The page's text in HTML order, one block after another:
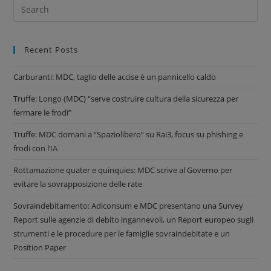
Recent Posts
Carburanti: MDC, taglio delle accise è un pannicello caldo
Truffe: Longo (MDC) “serve costruire cultura della sicurezza per
fermare le frodi”
Truffe: MDC domani a “Spaziolibero” su Rai3, focus su phishing e
frodi con l’IA
Rottamazione quater e quinquies: MDC scrive al Governo per
evitare la sovrapposizione delle rate
Sovraindebitamento: Adiconsum e MDC presentano una Survey
Report sulle agenzie di debito ingannevoli, un Report europeo sugli
strumenti e le procedure per le famiglie sovraindebitate e un
Position Paper